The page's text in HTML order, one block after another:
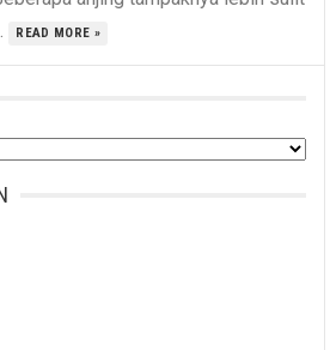
READ MORE »